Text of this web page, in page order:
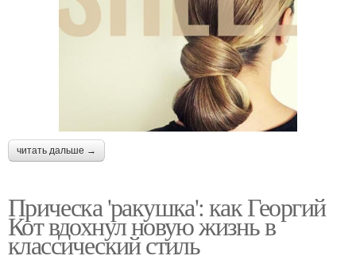
читать дальше →
Прическа 'ракушка': как Георгий
Кот вдохнул новую жизнь в
классический стиль